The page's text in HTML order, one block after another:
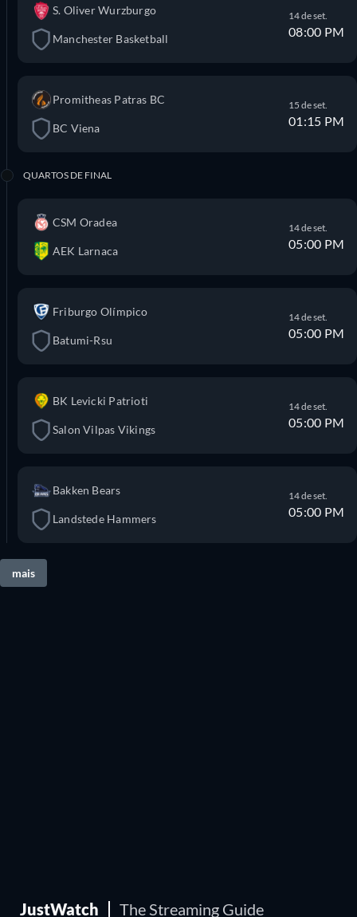
S. Oliver Wurzburgo
Manchester Basketball
14 de set.
08:00 PM
Promitheas Patras BC
BC Viena
15 de set.
01:15 PM
QUARTOS DE FINAL
CSM Oradea
AEK Larnaca
14 de set.
05:00 PM
Friburgo Olímpico
Batumi-Rsu
14 de set.
05:00 PM
BK Levicki Patrioti
Salon Vilpas Vikings
14 de set.
05:00 PM
Bakken Bears
Landstede Hammers
14 de set.
05:00 PM
mais
JustWatch The Streaming Guide